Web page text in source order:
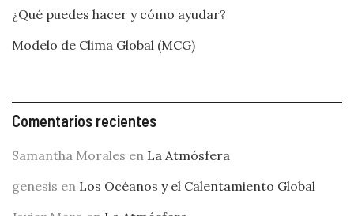
¿Qué puedes hacer y cómo ayudar?
Modelo de Clima Global (MCG)
Comentarios recientes
Samantha Morales en La Atmósfera
genesis en Los Océanos y el Calentamiento Global